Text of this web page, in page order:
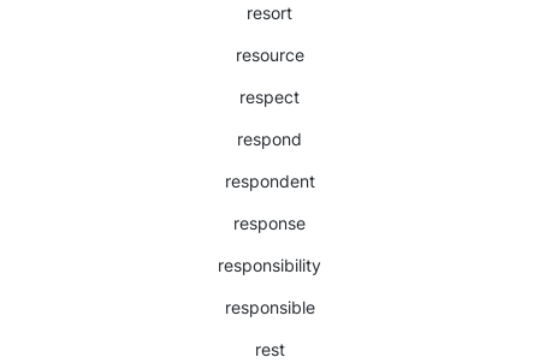
resort
resource
respect
respond
respondent
response
responsibility
responsible
rest